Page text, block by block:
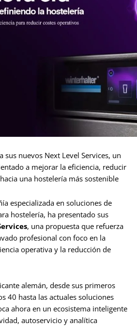
sus nuevos Next Level Services, un
a mejorar la eficiencia, reducir
una hostelería más sostenible
especializada en soluciones de
hostelería, ha presentado sus
, una propuesta que refuerza
profesional con foco en la
operativa y la reducción de
alemán, desde sus primeros
40 hasta las actuales soluciones
ahora en un ecosistema inteligente
autoservicio y analítica